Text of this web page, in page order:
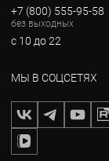
+7 (800) 555-95-58
без выходных
с 10 до 22
МЫ В СОЦСЕТЯХ